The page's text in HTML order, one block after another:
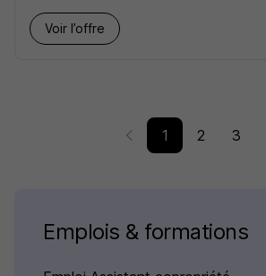
Voir l’offre
1 2 3
Emplois & formations